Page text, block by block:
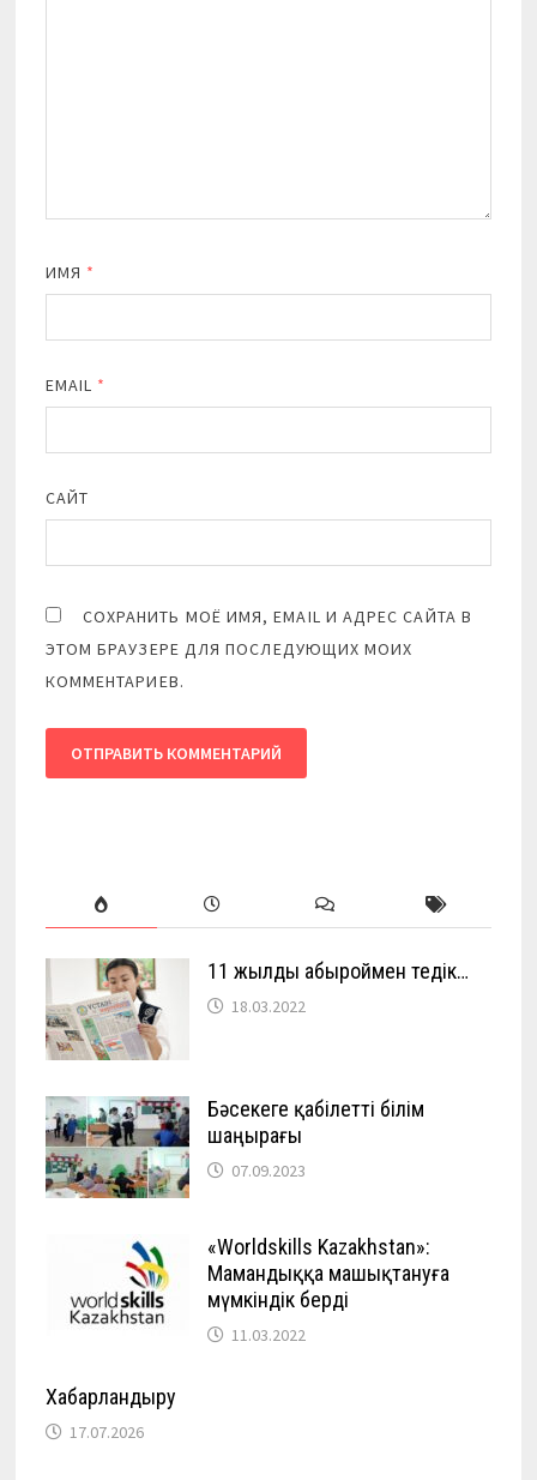
ИМЯ *
EMAIL *
САЙТ
СОХРАНИТЬ МОЁ ИМЯ, EMAIL И АДРЕС САЙТА В
ЭТОМ БРАУЗЕРЕ ДЛЯ ПОСЛЕДУЮЩИХ МОИХ
КОММЕНТАРИЕВ.
11 жылды абыроймен өтедік…
18.03.2022
Бәсекеге қабілетті білім
шаңырағы
07.09.2023
«Worldskills Kazakhstan»:
Мамандыққа машықтануға
мүмкіндік берді
11.03.2022
Хабарландыру
17.07.2026